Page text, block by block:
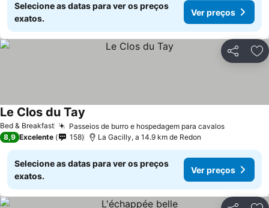
Selecione as datas para ver os preços
exatos.
Ver preços
Partilhar
Bed & Breakfast Passeios de burro e hospedagem para cavalos
Le Clos du Tay
8,9 Excelente 158 La Gacilly, a 14.9 km de Redon
Selecione as datas para ver os preços
exatos.
Ver preços